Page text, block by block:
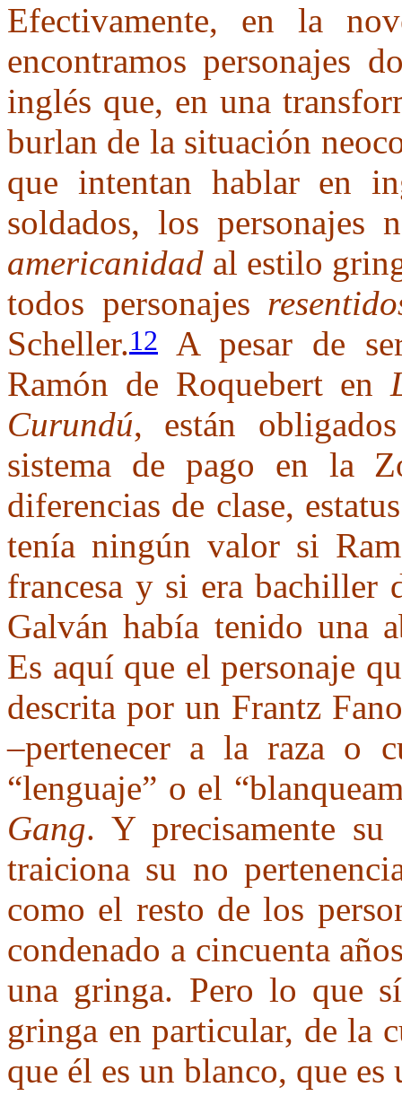
Efectivamente, en la
encontramos personajes
inglés que, en una
burlan de la situación
que intentan hablar en
soldados, los personajes
americanidad al estilo
todos personajes
Scheller.12
A pesar de
Ramón de Roquebert en
Curundú, están
sistema de pago en la
diferencias de clase,
tenía ningún valor si
francesa y si era bachiller
Galván había tenido una
Es aquí que el personaje
descrita por un Frantz
–pertenecer a la raza o
“lenguaje” o el
Gang. Y precisamente su
traiciona su no
como el resto de los
condenado a cincuenta
una gringa. Pero lo que
gringa en particular, de la
que él es un blanco, que es